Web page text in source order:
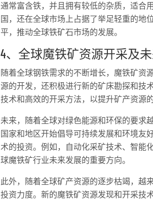
通常富含铁，并且拥有较低的杂质，适合
国，还在全球市场上占据了举足轻重的地
平，推动全球铁矿石市场的发展。
4、全球魔铁矿资源开采及
随着全球钢铁需求的不断增长，魔铁矿资
源的开发，还积极进行新的矿床勘探和技
技术和高效的开采方法，以提升矿产资源
未来，随着全球对绿色能源和环保的要求
国家和地区开始倡导可持续发展和环境友
术的投资。例如，自动化采矿技术、智能
球魔铁矿行业未来发展的重要方向。
此外，随着全球矿产资源的逐步枯竭，越
投资力度。新的魔铁矿资源发现和开采技